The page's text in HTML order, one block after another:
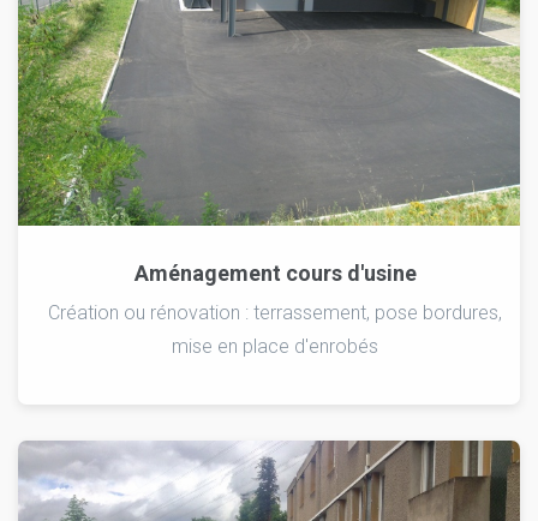
Aménagement cours d'usine
Création ou rénovation : terrassement, pose bordures,
mise en place d'enrobés